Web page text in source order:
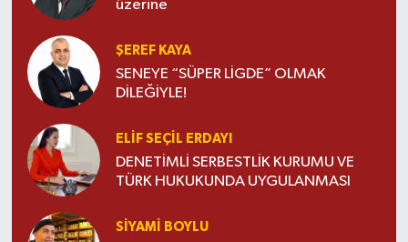
üzerine
ŞEREF KAYA
SENEYE “SÜPER LİGDE” OLMAK
DİLEĞİYLE!
ELIF SEÇIL ERDAYI
DENETİMLİ SERBESTLİK KURUMU VE
TÜRK HUKUKUNDA UYGULANMASI
SIYAMI BOYLU